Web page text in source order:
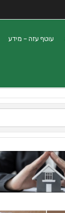
עוטף עזה – מידע